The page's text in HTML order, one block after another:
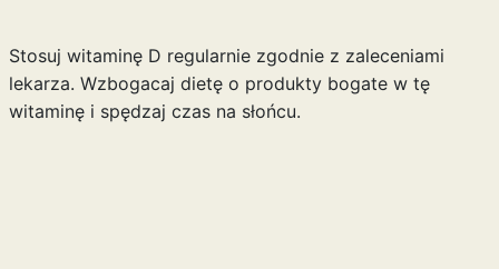
Stosuj witaminę D regularnie zgodnie z zaleceniami
lekarza. Wzbogacaj dietę o produkty bogate w tę
witaminę i spędzaj czas na słońcu.